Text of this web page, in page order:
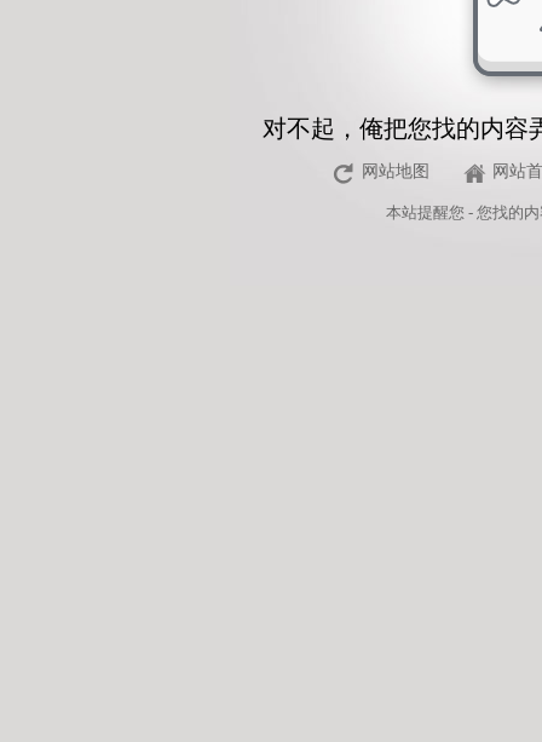
对不起，俺把您找的内容
网站地图 网站
本站提醒您 - 您找的